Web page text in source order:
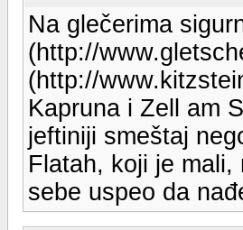
Na glečerima
(http://
(http://
Kapruna i Zell am
jeftiniji smeštaj
Flatah, koji je
sebe uspeo da